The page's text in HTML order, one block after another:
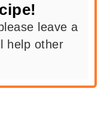
leave a
help other